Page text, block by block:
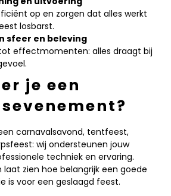
op en zorgen dat alles werkt
losbarst.
sfeer en beleving
effectmomenten: alles draagt bij
je een
carnavalsavond, tentfeest,
wij ondersteunen jouw
techniek en ervaring.
laat zien hoe belangrijk een goede
is voor een geslaagd feest.